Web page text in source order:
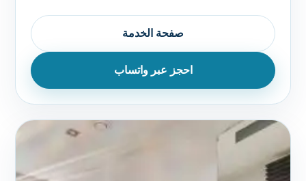
صفحة الخدمة
احجز عبر واتساب